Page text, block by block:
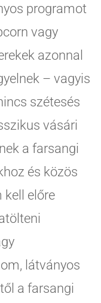
programot
vagy
azonnal
– vagyis
szétesés
vásári
a farsangi
és közös
kell előre
látványos
a farsangi